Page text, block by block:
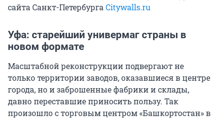
сайта Санкт-Петербурга Citywalls.ru
Уфа: старейший универмаг страны в
новом формате
Масштабной реконструкции подвергают не
только территории заводов, оказавшиеся в центре
города, но и заброшенные фабрики и склады,
давно переставшие приносить пользу. Так
произошло с торговым центром «Башкортостан» в